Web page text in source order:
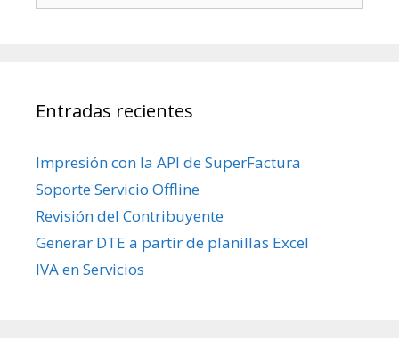
Entradas recientes
Impresión con la API de SuperFactura
Soporte Servicio Offline
Revisión del Contribuyente
Generar DTE a partir de planillas Excel
IVA en Servicios